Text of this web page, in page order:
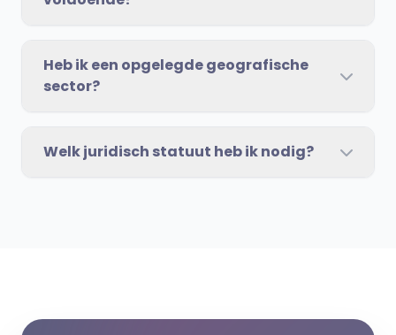
Heb ik een opgelegde geografische
sector?
Welk juridisch statuut heb ik nodig?